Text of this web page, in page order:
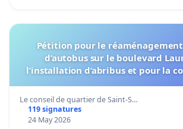
Pétition pour le
d’autobus sur le boulevard
l’installation d’abribus et pour la
Le conseil de quartier de Saint-S…
119 signatures
24 May 2026